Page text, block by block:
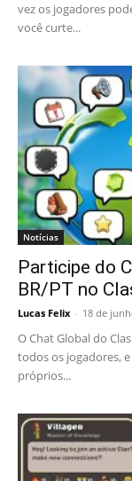
vez os jogadores
você curte...
Notícias
Participe do
BR/PT no
Lucas Felix - 18 de
O Chat Global do
todos os jogadores,
próprios...